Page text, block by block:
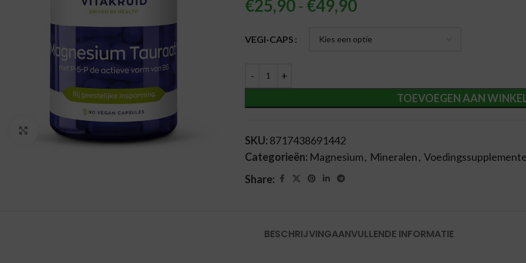
Vergroten
€25,90- €49,90
VEGI-CAPS
TOEVOEGEN AAN
Alternative:
SKU: 8717438691442
Categorieën: Magnesium, Mineralen,
Share:
BESCHRIJVINGAANVULLENDE INFORMATIE